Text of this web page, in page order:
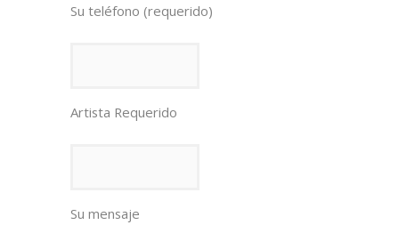
Su teléfono (requerido)
Artista Requerido
Su mensaje